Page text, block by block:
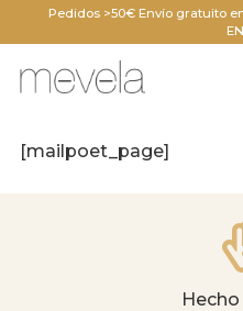
Pedidos >50€ Envío gratuito
[mailpoet_page]